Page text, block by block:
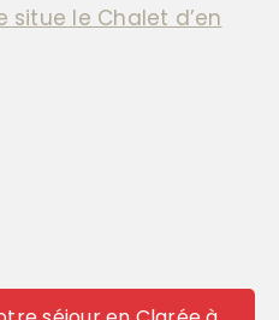
situe le Chalet d’en